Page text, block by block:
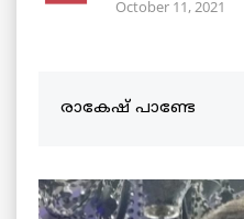
October 11, 2021
രാകേഷ് പാണ്ടേ